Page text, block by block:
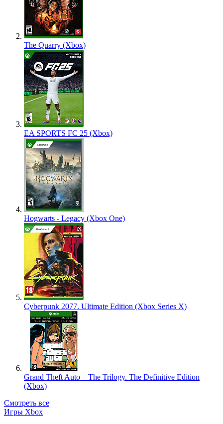
The Quarry (Xbox)
EA SPORTS FC 25 (Xbox)
Hogwarts - Legacy (Xbox One)
Cyberpunk 2077. Ultimate Edition (Xbox Series X)
Grand Theft Auto – The Trilogy. The Definitive Edition
(Xbox)
Смотреть все
Игры Xbox